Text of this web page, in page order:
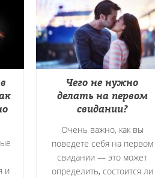
и
Чего не нужно
делать на первом
свидании?
Очень важно, как вы
поведете себя на первом
свидании — это может
определить, состоится ли